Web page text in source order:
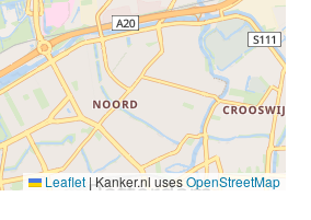
Leaflet |Kanker.nl usesOpenStreetMap